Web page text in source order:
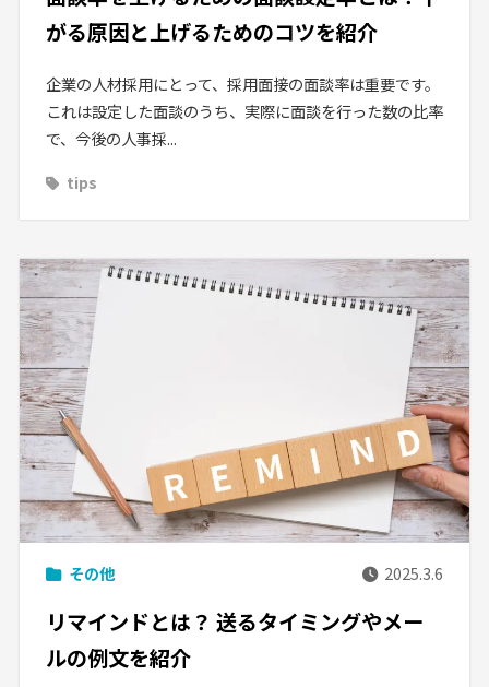
がる原因と上げるためのコツを紹介
企業の人材採用にとって、採用面接の面談率は重要です。
これは設定した面談のうち、実際に面談を行った数の比率
で、今後の人事採...
tips
その他 2025.3.6
リマインドとは？ 送るタイミングやメー
ルの例文を紹介